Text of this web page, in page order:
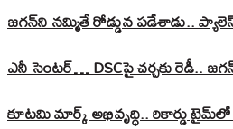
జగన్‌ని నమ్మితే రోడ్డున పడేశాడు..
ఎనీ సెంటర్‌… DSCపై చర్చకు రెడీ..
కూటమి మార్క్ అభివృద్ధి..